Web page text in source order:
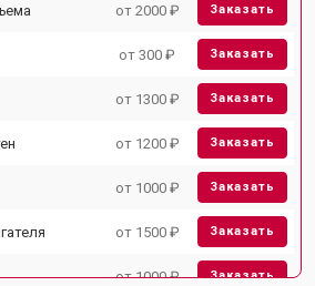
от 2000 ₽ Заказать
от 300 ₽ Заказать
от 1300 ₽ Заказать
от 1200 ₽ Заказать
от 1000 ₽ Заказать
от 1500 ₽ Заказать
от 1000 ₽ Заказать